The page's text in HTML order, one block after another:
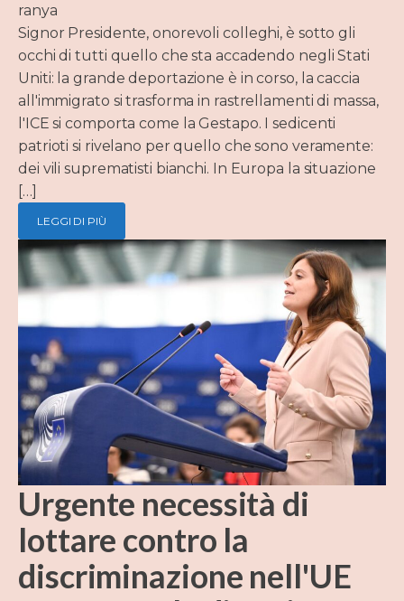
ranya
Signor Presidente, onorevoli colleghi, è sotto gli
occhi di tutti quello che sta accadendo negli Stati
Uniti: la grande deportazione è in corso, la caccia
all'immigrato si trasforma in rastrellamenti di massa,
l'ICE si comporta come la Gestapo. I sedicenti
patrioti si rivelano per quello che sono veramente:
dei vili suprematisti bianchi. In Europa la situazione
[…]
LEGGI DI PIÙ
Urgente necessità di
lottare contro la
discriminazione nell'UE